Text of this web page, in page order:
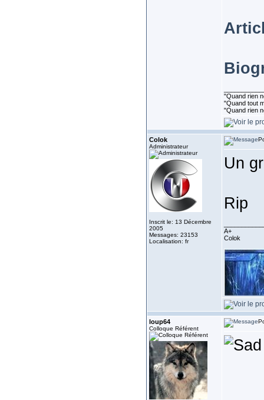
"Quand rien
"Quand tout
"Quand rien
Colok
Administrateur
Inscrit le: 13 Décembre
2005
Messages: 23153
Localisation: fr
Un
Rip
A+
Colok
loup64
Colloque Référent